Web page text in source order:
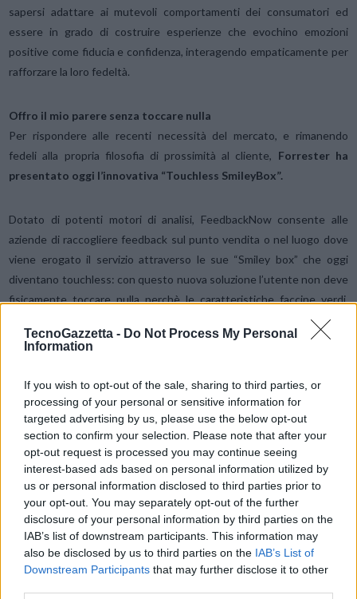
TecnoGazzetta - Do Not Process My Personal
Information
If you wish to opt-out of the sale, sharing to third parties, or
processing of your personal or sensitive information for
targeted advertising by us, please use the below opt-out
section to confirm your selection. Please note that after your
opt-out request is processed you may continue seeing
interest-based ads based on personal information utilized by
us or personal information disclosed to third parties prior to
your opt-out. You may separately opt-out of the further
disclosure of your personal information by third parties on the
IAB’s list of downstream participants. This information may
also be disclosed by us to third parties on the IAB’s List of
Downstream Participants that may further disclose it to other
sapersi adattare ai mutevoli comportamenti dei consumatori ed
essere in grado di costruire esperienze che evochino emozioni
positive come fiducia e confidenza, interagendo empaticamente per
rafforzare la loro fedeltà.
Offro il mio parere senza toccare nulla
Per rispondere alle recenti necessità del mercato, e rimanendo
fedeli alla propria filosofia di prossimità al cliente, Forrester ha
presentato oggi l’innovativa “Touchless SmileyBox”.
Dotato di potenti motori di analisi, FeedbackNow consente alle
aziende di raccogliere feedback sul punto vendita o nel luogo dove
viene erogato il servizio attraverso le sue “Smiley box” che oggi
diventano touchless: con questo nuova soluzione l’utente non deve
fisicamente toccare nulla perchè le caratteristiche faccine verdi,
gialle e rosse raccolgono il parere già quando l’utente le sfiora a 2,5
cm di distanza.
Le aziende e le istituzioni possono così acquisire informazioni e agire
di conseguenza in base al feedback che raccolgono in tempo reale,
dove e quando è necessario, senza esporre gli utenti ad alcun
rischio.
Più di 500 aziende ed enti internazional neisettori dei viaggi, del
tempo libero, della vendita al dettaglio e della sanità si affidano alle
analisi in tempo reale offerte di FeedbackNow per rispondere
rapidamente ai problemi e garantire la sicurezza degli utenti in
questo periodo pandemico. Tra le strutture che ad oggi utilizzano